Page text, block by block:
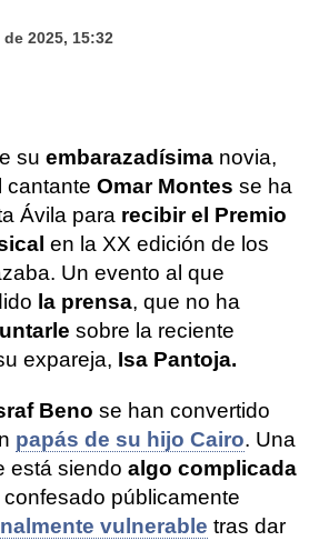
2025, 15:32
su embarazadísima novia,
cantante Omar Montes se ha
Ávila para recibir el Premio
en la XX edición de los
Un evento al que
la prensa, que no ha
sobre la reciente
expareja, Isa Pantoja.
Beno se han convertido
papás de su hijo Cairo. Una
está siendo algo complicada
públicamente
vulnerable tras dar